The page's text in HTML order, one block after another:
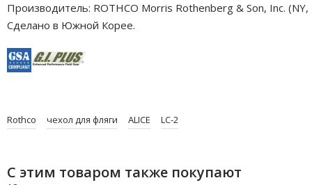
Производитель: ROTHCO Morris Rothenberg & Son, Inc. (NY,
Сделано в Южной Корее.
Rothco чехол для фляги ALICE LC-2
С этим товаром также покупают